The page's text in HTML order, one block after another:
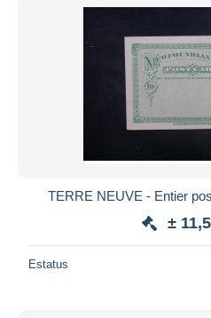
TERRE NEUVE - Entier
±
Estatus